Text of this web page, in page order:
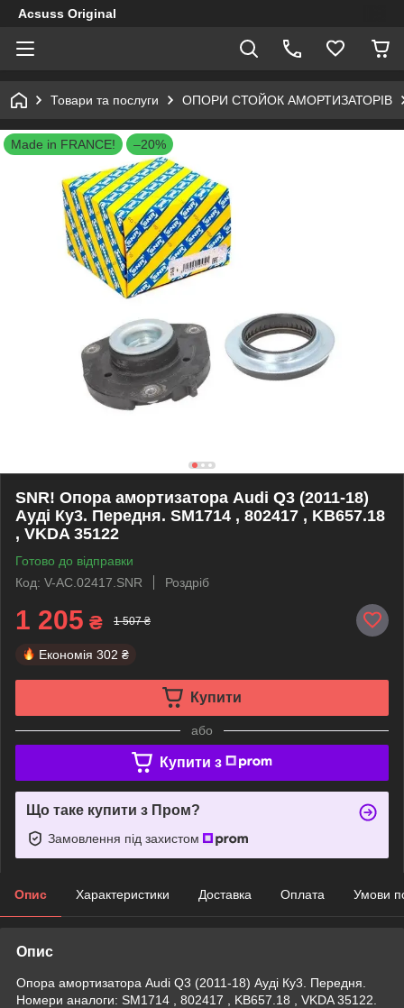
Acsuss Original
Товари та послуги ОПОРИ СТОЙОК АМОРТИЗАТОРІВ
Made in FRANCE! –20%
SNR! Опора амортизатора Audi Q3 (2011-18)
Ауді Ку3. Передня. SM1714 , 802417 , KB657.18
, VKDA 35122
Готово до відправки
Код: V-AC.02417.SNR
Роздріб
1 205 ₴ 1 507 ₴
Економія 302 ₴
Купити
або
Купити з
Що таке купити з Пром?
Замовлення під захистом
Опис Характеристики Доставка Оплата Умови
Опис
Опора амортизатора Audi Q3 (2011-18) Ауді Ку3. Передня.
Номери аналоги: SM1714 , 802417 , KB657.18 , VKDA 35122.